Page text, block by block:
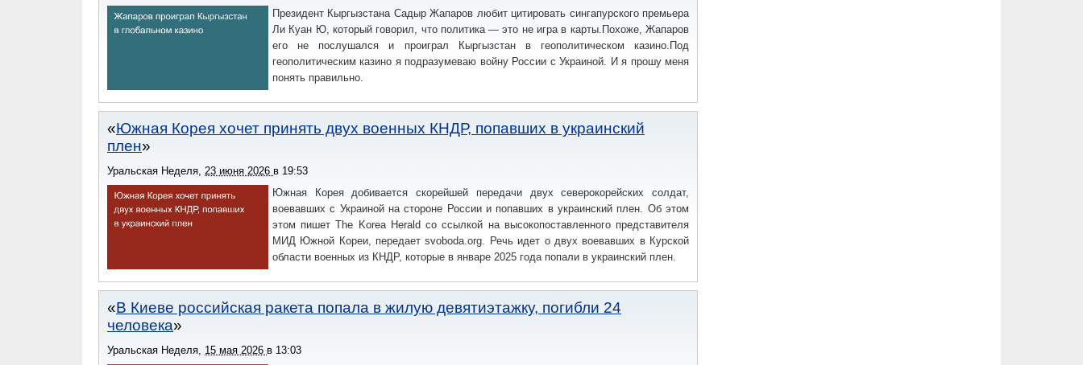
Президент Кыргызстана Садыр Жапаров любит цитировать сингапурского премьера
Ли Куан Ю, который говорил, что политика — это не игра в карты.Похоже, Жапаров
его не послушался и проиграл Кыргызстан в геополитическом казино.Под
геополитическим казино я подразумеваю войну России с Украиной. И я прошу меня
понять правильно.
Южная Корея хочет принять двух военных КНДР, попавших в украинский
плен
Уральская Неделя, 23 июня 2026 в 19:53
Южная Корея добивается скорейшей передачи двух северокорейских солдат,
воевавших с Украиной на стороне России и попавших в украинский плен. Об этом
этом пишет The Korea Herald со ссылкой на высокопоставленного представителя
МИД Южной Кореи, передает svoboda.org. Речь идет о двух воевавших в Курской
области военных из КНДР, которые в январе 2025 года попали в украинский плен.
В Киеве российская ракета попала в жилую девятиэтажку, погибли 24
человека
Уральская Неделя, 15 мая 2026 в 13:03